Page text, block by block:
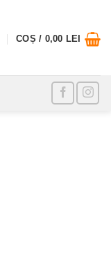
COȘ / 0,00 LEI